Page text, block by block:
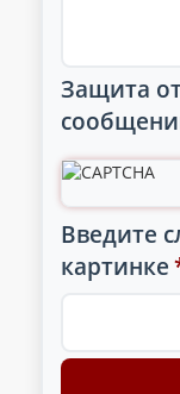
Защита
Введите
картинке